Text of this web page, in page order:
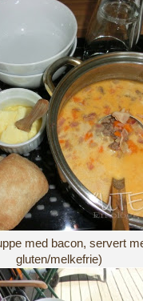
med bacon, servert
gluten/melkefrie)